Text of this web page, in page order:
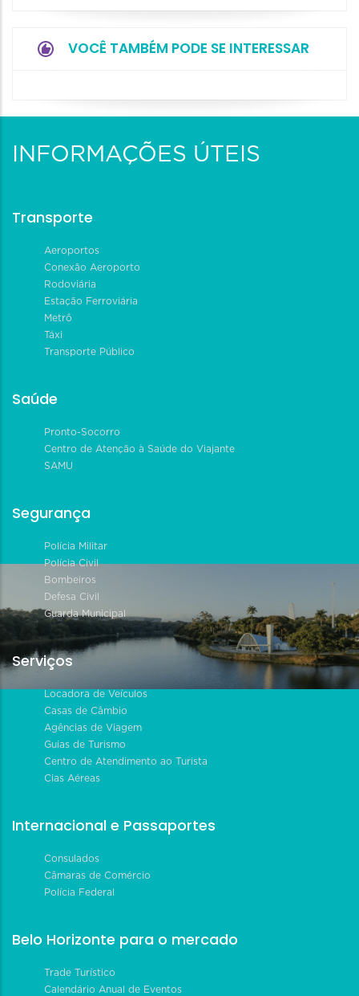
VOCÊ TAMBÉM PODE SE INTERESSAR
INFORMAÇÕES ÚTEIS
Transporte
Aeroportos
Conexão Aeroporto
Rodoviária
Estação Ferroviária
Metrô
Táxi
Transporte Público
Saúde
Pronto-Socorro
Centro de Atenção à Saúde do Viajante
SAMU
Segurança
Polícia Militar
Polícia Civil
Bombeiros
Defesa Civil
Guarda Municipal
Serviços
Locadora de Veículos
Casas de Câmbio
Agências de Viagem
Guias de Turismo
Centro de Atendimento ao Turista
Cias Aéreas
Internacional e Passaportes
Consulados
Câmaras de Comércio
Polícia Federal
Belo Horizonte para o mercado
Trade Turístico
Calendário Anual de Eventos